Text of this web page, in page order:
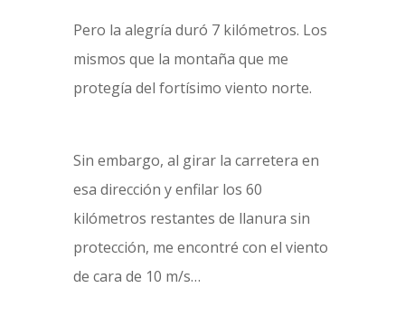
Pero la alegría duró 7 kilómetros. Los
mismos que la montaña que me
protegía del fortísimo viento norte.
Sin embargo, al girar la carretera en
esa dirección y enfilar los 60
kilómetros restantes de llanura sin
protección, me encontré con el viento
de cara de 10 m/s…